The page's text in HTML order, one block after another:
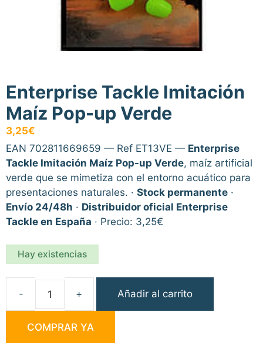
Enterprise Tackle Imitación
Maíz Pop-up Verde
3,25€
EAN 702811669659 — Ref ET13VE — Enterprise
Tackle Imitación Maíz Pop-up Verde, maíz artificial
verde que se mimetiza con el entorno acuático para
presentaciones naturales. · Stock permanente ·
Envío 24/48h · Distribuidor oficial Enterprise
Tackle en España · Precio: 3,25€
Hay existencias
Enterprise
Imitación
Añadir al carrito
COMPRAR YA